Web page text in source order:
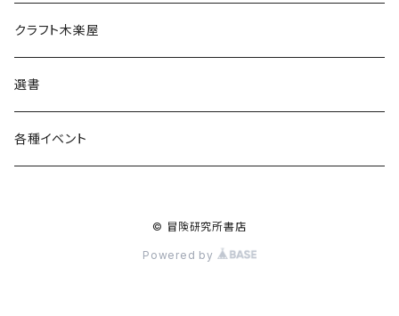
食料品
その他
書籍
ウェア
クラフト木楽屋
選書
各種イベント
© 冒険研究所書店
Powered by